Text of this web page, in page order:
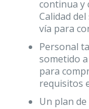
continua y
Calidad
vía para
Personal
sometido
para
requisitos
Un plan